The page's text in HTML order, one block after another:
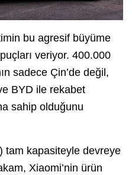
bu agresif büyüme
veriyor. 400.000
sadece Çin’de değil,
BYD ile rekabet
sahip olduğunu
tam kapasiteyle devreye
Xiaomi’nin ürün